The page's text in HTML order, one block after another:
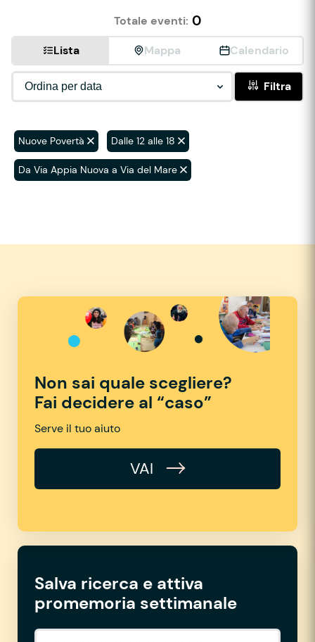
Totale eventi: 0
Lista Mappa Calendario
Filtra
Nuove Povertà Dalle 12 alle 18
Da Via Appia Nuova a Via del Mare
Non sai quale scegliere?
Fai decidere al “caso”
Serve il tuo aiuto
VAI
Salva ricerca e attiva
promemoria settimanale